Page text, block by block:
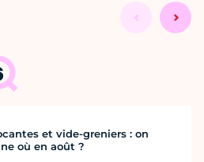
et vide-greniers : on
où en août ?